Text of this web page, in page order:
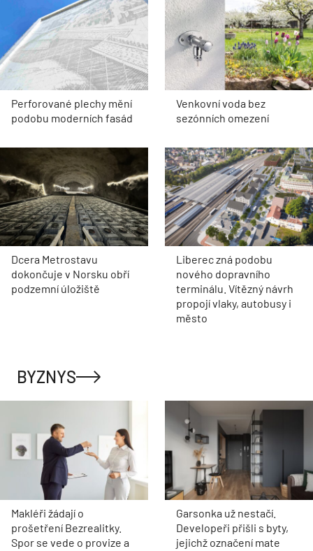
Perforované plechy mění
podobu moderních fasád
Venkovní voda bez
sezónních omezení
Dcera Metrostavu
dokončuje v Norsku obří
podzemní úložiště
Liberec zná podobu
nového dopravního
terminálu. Vítězný návrh
propojí vlaky, autobusy i
město
BYZNYS
Makléři žádají o
prošetření Bezrealitky.
Spor se vede o provize a
Garsonka už nestačí.
Developeři přišli s byty,
jejichž označení mate